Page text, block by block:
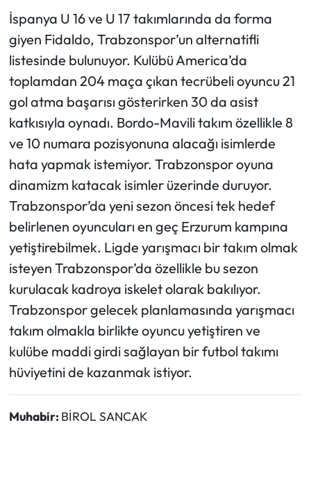
İspanya U 16 ve U 17 takımlarında da forma
giyen Fidaldo, Trabzonspor’un alternatifli
listesinde bulunuyor. Kulübü America’da
toplamdan 204 maça çıkan tecrübeli oyuncu 21
gol atma başarısı gösterirken 30 da asist
katkısıyla oynadı. Bordo-Mavili takım özellikle 8
ve 10 numara pozisyonuna alacağı isimlerde
hata yapmak istemiyor. Trabzonspor oyuna
dinamizm katacak isimler üzerinde duruyor.
Trabzonspor’da yeni sezon öncesi tek hedef
belirlenen oyuncuları en geç Erzurum kampına
yetiştirebilmek. Ligde yarışmacı bir takım olmak
isteyen Trabzonspor’da özellikle bu sezon
kurulacak kadroya iskelet olarak bakılıyor.
Trabzonspor gelecek planlamasında yarışmacı
takım olmakla birlikte oyuncu yetiştiren ve
kulübe maddi girdi sağlayan bir futbol takımı
hüviyetini de kazanmak istiyor.
Muhabir: BİROL SANCAK